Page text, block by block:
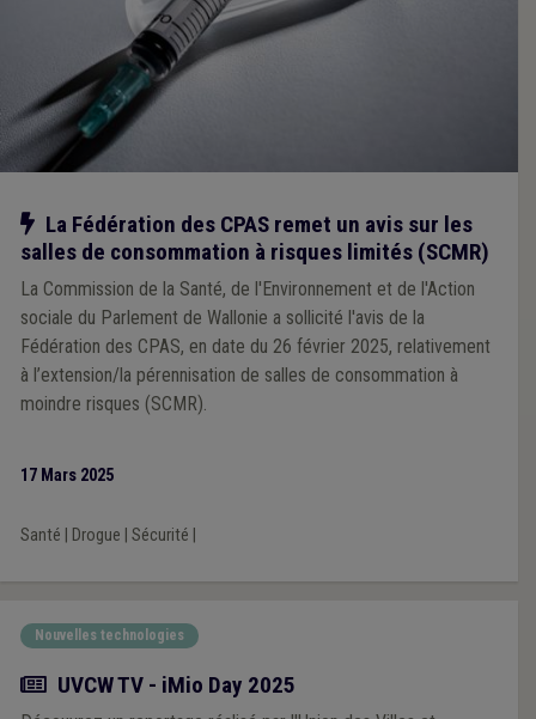
Notre action
La Fédération des CPAS remet un avis sur les
salles de consommation à risques limités (SCMR)
La Commission de la Santé, de l'Environnement et de l'Action
sociale du Parlement de Wallonie a sollicité l'avis de la
Fédération des CPAS, en date du 26 février 2025, relativement
à l’extension/la pérennisation de salles de consommation à
moindre risques (SCMR).
17 Mars 2025
Santé Drogue Sécurité
Nouvelles technologies
Actualité
UVCW TV - iMio Day 2025